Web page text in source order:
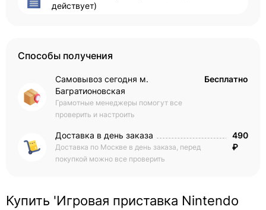
действует)
Способы получения
Самовывоз сегодня м.
Багратионовская
Грамотные менеджеры помогут все
проверить и настроить
Бесплатно
Доставка в день заказа
Доставка по Москве в день заказа, перед
покупкой можно все проверить
490
₽
Купить 'Игровая приставка Nintendo